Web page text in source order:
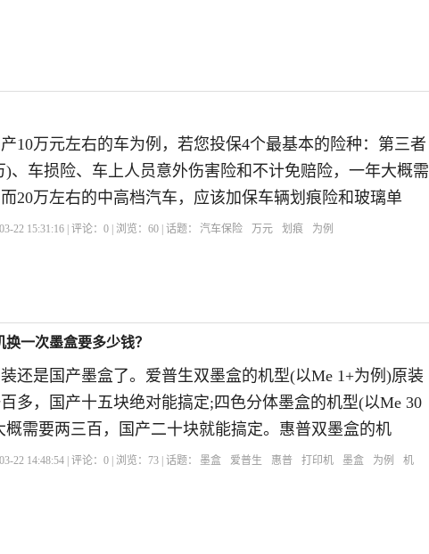
10万元左右的车为例，若您投保4个最基本的险种：第三者
)、车损险、车上人员意外伤害险和不计免赔险，一年大概需
20万左右的中高档汽车，应该加保车辆划痕险和玻璃单
22 15:31:16 | 评论：0 | 浏览：60 | 话题： 汽车保险 万元 划痕 为例
一次墨盒要多少钱？
还是国产墨盒了。爱普生双墨盒的机型(以Me 1+为例)原装
多，国产十五块绝对能搞定;四色分体墨盒的机型(以Me 30
概需要两三百，国产二十块就能搞定。惠普双墨盒的机
22 14:48:54 | 评论：0 | 浏览： 73 | 话题： 墨盒 爱普生 惠普 打印机 墨盒 为例
机